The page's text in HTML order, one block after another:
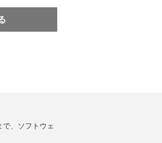
、ソフトウェ